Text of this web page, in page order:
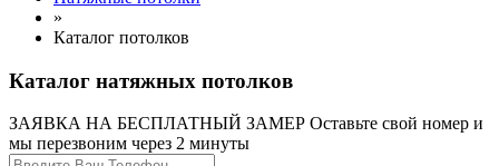
»
Каталог потолков
Каталог натяжных потолков
ЗАЯВКА НА БЕСПЛАТНЫЙ ЗАМЕР Оставьте свой номер и
мы перезвоним через 2 минуты